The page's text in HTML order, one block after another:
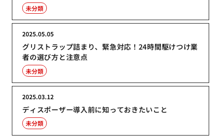
未分類
グリストラップ詰まり、緊急対応！24時間駆けつけ業
者の選び方と注意点
2025.05.05
未分類
ディスポーザー導入前に知っておきたいこと
2025.03.12
未分類